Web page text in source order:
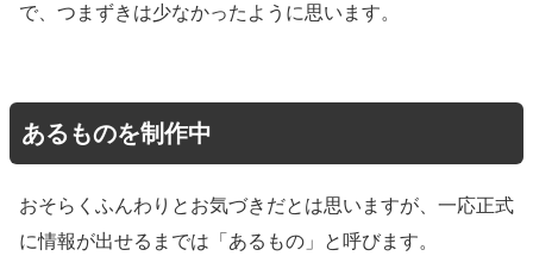
で、つまずきは少なかったように思います。
あるものを制作中
おそらくふんわりとお気づきだとは思いますが、一応正式
に情報が出せるまでは「あるもの」と呼びます。